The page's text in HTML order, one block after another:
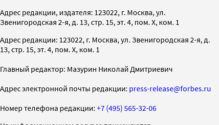
Адрес редакции, издателя: 123022, г. Москва, ул.
Звенигородская 2-я, д. 13, стр. 15, эт. 4, пом. X, ком. 1
Адрес редакции: 123022, г. Москва, ул. Звенигородская 2-я, д.
13, стр. 15, эт. 4, пом. X, ком. 1
Главный редактор: Мазурин Николай Дмитриевич
Адрес электронной почты редакции: press-release@forbes.ru
Номер телефона редакции: +7 (495) 565-32-06